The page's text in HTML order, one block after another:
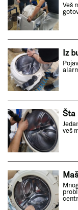
Veš
Iz
Šta
veš